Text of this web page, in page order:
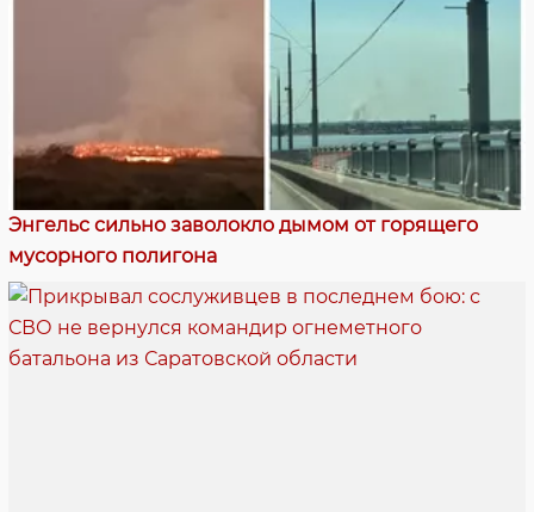
Энгельс сильно заволокло дымом от горящего
мусорного полигона